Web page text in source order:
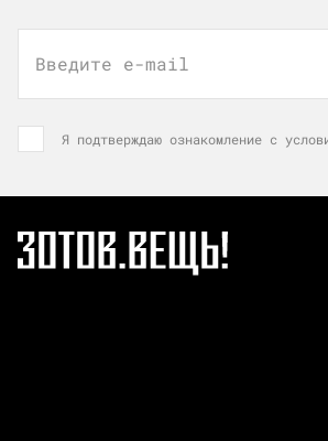
Введите e-mail
Я подтверждаю ознакомление с